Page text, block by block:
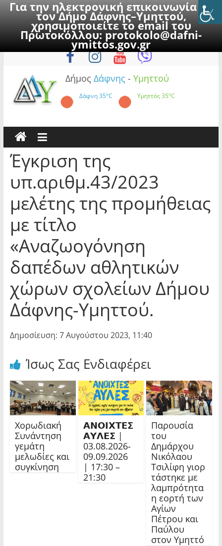
Για την ηλεκτρονική επικοινωνία με
τον Δήμο Δάφνης–Υμηττού,
χρησιμοποιείτε το email του
Πρωτοκόλλου:protokolo@dafni-
ymittos.gov.gr
to
Σάββατο, 8 Αυγούστου 2026
Δήμος Δάφνης - Υμηττού
Δάφνη35°C Υμηττός35°C
Έγκριση της
υπ.αριθμ.43/2023
μελέτης της προμήθειας
με τίτλο
«Αναζωογόνηση
δαπέδων αθλητικών
χώρων σχολείων Δήμου
Δάφνης-Υμηττού.
Δημοσίευση: 7 Αυγούστου 2023, 11:40
Ίσως Σας Ενδιαφέρει
Χορωδιακή
Συνάντηση
γεμάτη
μελωδίες και
συγκίνηση
𝝖𝝢𝝤𝝞𝝬𝝩𝝚𝝨
𝝖𝝪𝝠𝝚𝝨 |
03.08.2026-
09.09.2026
| 17:30 –
21:30
Παρουσία
του
Δημάρχου
Νικόλαου
Τσιλίφη γιορ
τάστηκε με
λαμπρότητα
η εορτή των
Αγίων
Πέτρου και
Παύλου
στον Υμηττό